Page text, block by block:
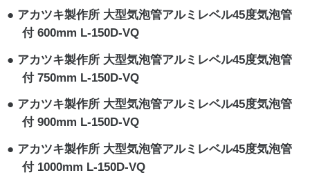
アカツキ製作所 大型気泡管アルミレベル45度気泡管
付 600mm L-150D-VQ
アカツキ製作所 大型気泡管アルミレベル45度気泡管
付 750mm L-150D-VQ
アカツキ製作所 大型気泡管アルミレベル45度気泡管
付 900mm L-150D-VQ
アカツキ製作所 大型気泡管アルミレベル45度気泡管
付 1000mm L-150D-VQ